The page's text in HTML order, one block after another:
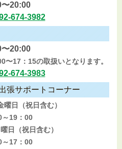
20:00
674-3982
20:00
〜17：15の取扱いとなります。
674-3983
張サポートコーナー
曜日（祝日含む）
～19：00
日（祝日含む）
～17：00